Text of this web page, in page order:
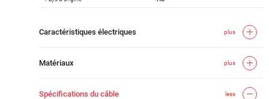
Caractéristiques électriques plus
Matériaux plus
Spécifications du câble less